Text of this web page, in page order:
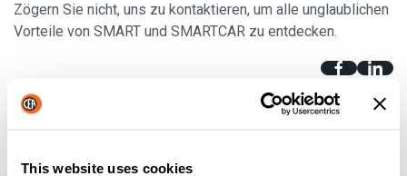
This website uses cookies
Zögern Sie nicht, uns zu kontaktieren, um alle unglaublichen
Vorteile von SMART und SMARTCAR zu entdecken.